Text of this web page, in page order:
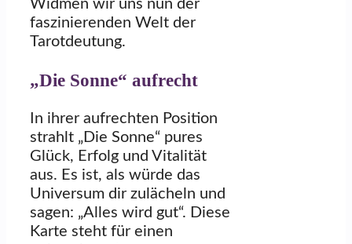
Widmen wir uns nun der
faszinierenden Welt der
Tarotdeutung.
„Die Sonne“ aufrecht
In ihrer aufrechten Position
strahlt „Die Sonne“ pures
Glück, Erfolg und Vitalität
aus. Es ist, als würde das
Universum dir zulächeln und
sagen: „Alles wird gut“. Diese
Karte steht für einen